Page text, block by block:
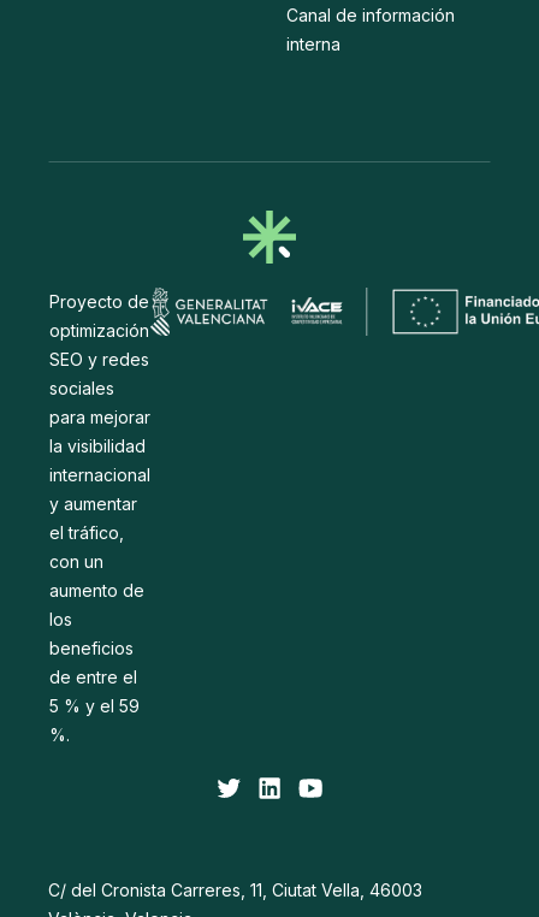
Canal de información
interna
Proyecto de
optimización
SEO y redes
sociales
para mejorar
la visibilidad
internacional
y aumentar
el tráfico,
con un
aumento de
los
beneficios
de entre el
5 % y el 59
%.
C/ del Cronista Carreres, 11, Ciutat Vella, 46003